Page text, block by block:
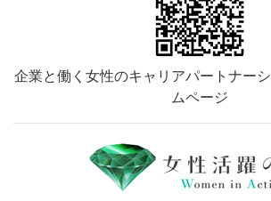
企業と働く女性のキャリアパートナー
ムページ